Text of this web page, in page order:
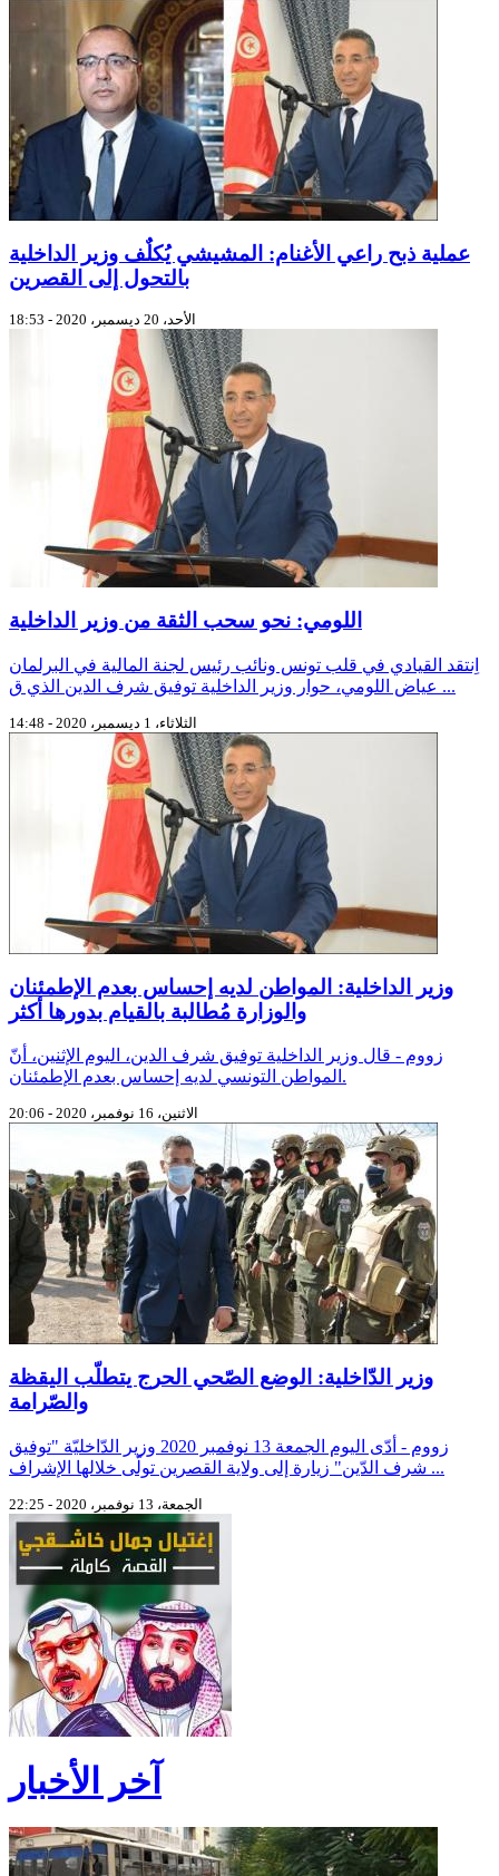
عملية ذبح راعي الأغنام: المشيشي يُكلٌف وزير الداخلية
بالتحول إلى القصرين
الأحد، 20 ديسمبر، 2020 - 18:53
اللومي: نحو سحب الثقة من وزير الداخلية
اِنتقد القيادي في قلب تونس ونائب رئيس لجنة المالية في البرلمان
عياض اللومي، حوار وزير الداخلية توفيق شرف الدين الذي ق ...
الثلاثاء، 1 ديسمبر، 2020 - 14:48
وزير الداخلية: المواطن لديه إحساس بعدم الإطمئنان
والوزارة مُطالبة بالقيام بدورها أكثر
زووم - قال وزير الداخلية توفيق شرف الدين، اليوم الإثنين، أنّ
المواطن التونسي لديه إحساس بعدم الإطمئنان.
الاثنين، 16 نوفمبر، 2020 - 20:06
وزير الدّاخلية: الوضع الصّحي الحرج يتطلّب اليقظة
والصّرامة
زووم - أدّى اليوم الجمعة 13 نوفمبر 2020 وزير الدّاخليّة "توفيق
شرف الدّين" زيارة إلى ولاية القصرين تولّى خلالها الإشراف ...
الجمعة، 13 نوفمبر، 2020 - 22:25
آخر الأخبار